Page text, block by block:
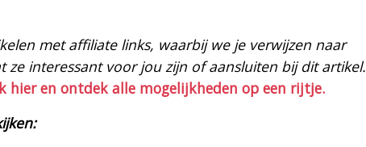
met affiliate links, waarbij we je verwijzen naar
ze interessant voor jou zijn of aansluiten bij dit artikel.
hier en ontdek alle mogelijkheden op een rijtje.